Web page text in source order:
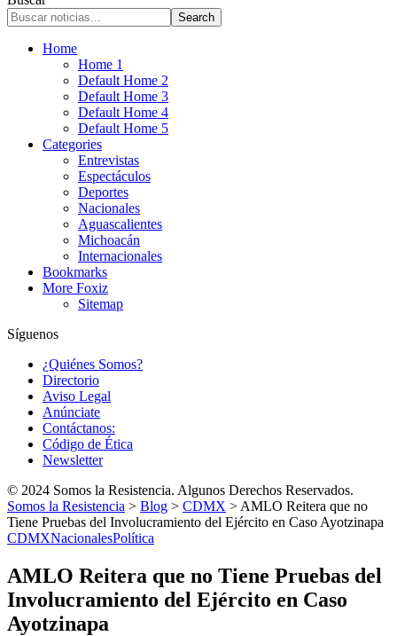
Home
Home 1
Default Home 2
Default Home 3
Default Home 4
Default Home 5
Categories
Entrevistas
Espectáculos
Deportes
Nacionales
Aguascalientes
Michoacán
Internacionales
Bookmarks
More Foxiz
Sitemap
Síguenos
¿Quiénes Somos?
Directorio
Aviso Legal
Anúnciate
Contáctanos:
Código de Ética
Newsletter
© 2024 Somos la Resistencia. Algunos Derechos Reservados.
Somos la Resistencia > Blog > CDMX > AMLO Reitera que no
Tiene Pruebas del Involucramiento del Ejército en Caso Ayotzinapa
CDMXNacionalesPolítica
AMLO Reitera que no Tiene Pruebas del
Involucramiento del Ejército en Caso
Ayotzinapa